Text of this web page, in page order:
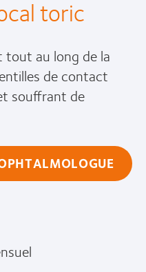
toric
tout au long de la
de contact
souffrant de